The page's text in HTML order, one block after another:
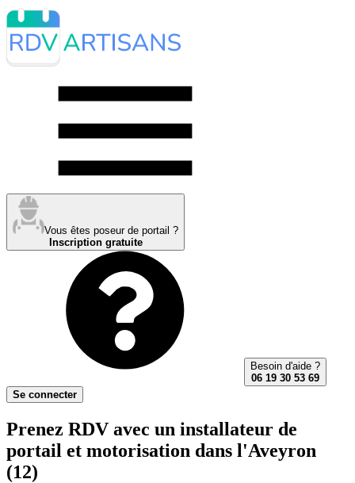
Vous êtes poseur de portail ?
Inscription gratuite
Besoin d'aide ?
06 19 30 53 69
Se connecter
Prenez RDV avec un installateur de
portail et motorisation dans l'Aveyron
(12)